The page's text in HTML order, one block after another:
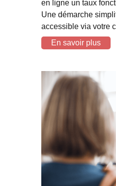
en ligne un taux
Une démarche
accessible via votre
En savoir plus